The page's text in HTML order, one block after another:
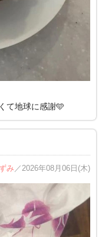
て地球に感謝🩵
み／2026年08月06日(木)